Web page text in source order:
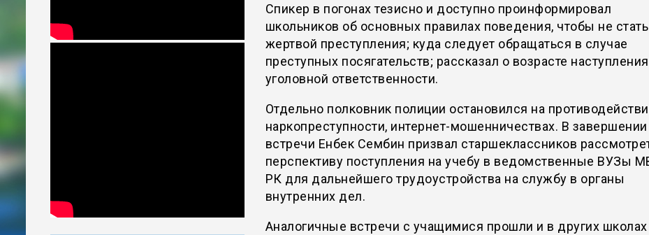
Спикер в погонах тезисно и доступно проинформировал
школьников об основных правилах поведения, чтобы не стать
жертвой преступления; куда следует обращаться в случае
преступных посягательств; рассказал о возрасте наступления
уголовной ответственности.
Отдельно полковник полиции остановился на
наркопреступности, интернет-мошенничествах. В завершении
встречи Енбек Сембин призвал старшеклассников
перспективу поступления на учебу в ведомственные ВУЗы
РК для дальнейшего трудоустройства на службу в органы
внутренних дел.
Аналогичные встречи с учащимися прошли и в других школах